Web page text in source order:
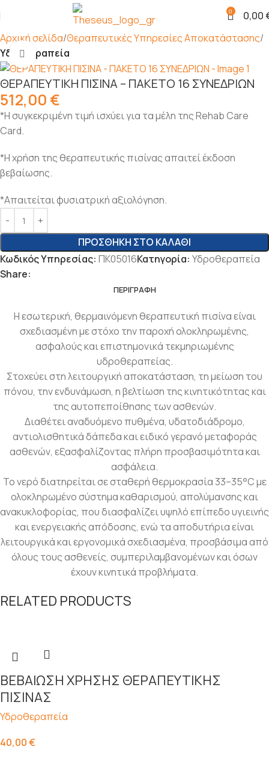
0 0,00
Αρχική σελίδα Θεραπευτικές Υπηρεσίες Αποκατάστασης
Υδροθεραπεία
Click to enlarge
ΘΕΡΑΠΕΥΤΙΚΗ ΠΙΣΙΝΑ – ΠΑΚΕΤΟ 16 ΣΥΝΕΔΡΙΩΝ
512,00 €
*Η συγκεκριμένη τιμή ισχύει για τα μέλη της Rehab Care
Card.
*Η χρήση της θεραπευτικής πισίνας απαιτεί έκδοση
βεβαίωσης.
*Απαιτείται φυσιατρική αξιολόγηση.
ΠΡΟΣΘΉΚΗ ΣΤΟ ΚΑΛΆΘΙ
Κωδικός Υπηρεσίας: ΠΚ05016Κατηγορία: Υδροθεραπεία
Share:
ΠΕΡΙΓΡΑΦΉ
Η εσωτερική, θερμαινόμενη θεραπευτική πισίνα είναι
σχεδιασμένη με στόχο την παροχή ολοκληρωμένης,
ασφαλούς και επιστημονικά τεκμηριωμένης
υδροθεραπείας.
Στοχεύει στη λειτουργική αποκατάσταση, τη μείωση του
πόνου, την ενδυνάμωση, η βελτίωση της κινητικότητας και
της αυτοπεποίθησης των ασθενών.
Διαθέτει αναδυόμενο πυθμένα, υδατοδιάδρομο,
αντιολισθητικά δάπεδα και ειδικό γερανό μεταφοράς
ασθενών, εξασφαλίζοντας πλήρη προσβασιμότητα και
ασφάλεια.
Το νερό διατηρείται σε σταθερή θερμοκρασία 33–35°C με
ολοκληρωμένο σύστημα καθαρισμού, απολύμανσης και
ανακυκλοφορίας, που διασφαλίζει υψηλό επίπεδο υγιεινής
και ενεργειακής απόδοσης, ενώ τα αποδυτήρια είναι
λειτουργικά και εργονομικά σχεδιασμένα, προσβάσιμα από
όλους τους ασθενείς, συμπεριλαμβανομένων και όσων
έχουν κινητικά προβλήματα.
RELATED PRODUCTS
ΒΕΒΑΙΩΣΗ ΧΡΗΣΗΣ ΘΕΡΑΠΕΥΤΙΚΗΣ
ΠΙΣΙΝΑΣ
Υδροθεραπεία
40,00€